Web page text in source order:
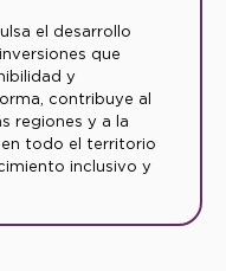
el desarrollo
que
y
contribuye al
regiones y a la
todo el territorio
inclusivo y